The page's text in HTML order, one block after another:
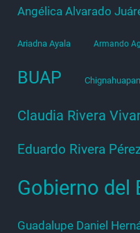
Angélica Alvarado
Ariadna Ayala Armando
BUAP Chignahuapan
Claudia Rivera
Eduardo Rivera
Gobierno del
Guadalupe Daniel